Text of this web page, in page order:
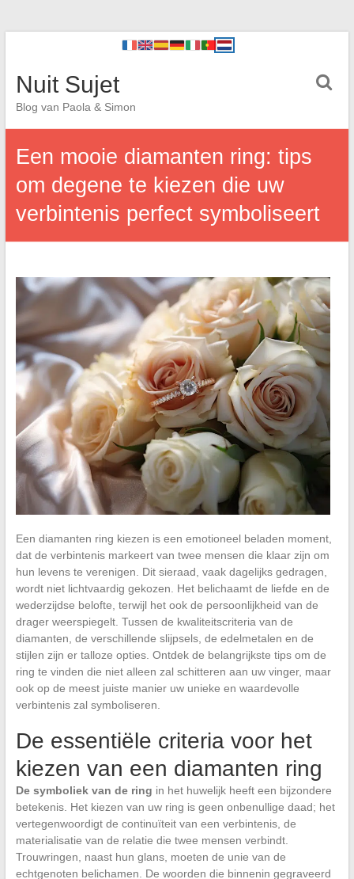
Nuit Sujet
Blog van Paola & Simon
Een mooie diamanten ring: tips
om degene te kiezen die uw
verbintenis perfect symboliseert
Een diamanten ring kiezen is een emotioneel beladen moment,
dat de verbintenis markeert van twee mensen die klaar zijn om
hun levens te verenigen. Dit sieraad, vaak dagelijks gedragen,
wordt niet lichtvaardig gekozen. Het belichaamt de liefde en de
wederzijdse belofte, terwijl het ook de persoonlijkheid van de
drager weerspiegelt. Tussen de kwaliteitscriteria van de
diamanten, de verschillende slijpsels, de edelmetalen en de
stijlen zijn er talloze opties. Ontdek de belangrijkste tips om de
ring te vinden die niet alleen zal schitteren aan uw vinger, maar
ook op de meest juiste manier uw unieke en waardevolle
verbintenis zal symboliseren.
De essentiële criteria voor het
kiezen van een diamanten ring
De symboliek van de ring in het huwelijk heeft een bijzondere
betekenis. Het kiezen van uw ring is geen onbenullige daad; het
vertegenwoordigt de continuïteit van een verbintenis, de
materialisatie van de relatie die twee mensen verbindt.
Trouwringen, naast hun glans, moeten de unie van de
echtgenoten belichamen. De woorden die binnenin gegraveerd